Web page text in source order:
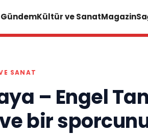
GündemKültür ve SanatMagazin
SANAT
– Engel
bir